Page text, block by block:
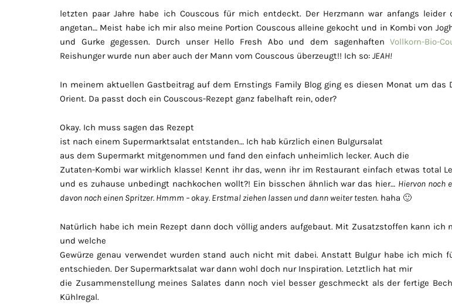
letzten paar Jahre habe ich Couscous für mich entdeckt. Der Herzmann war anfangs leider
angetan… Meist habe ich mir also meine Portion Couscous alleine gekocht und in Kombi von
und Gurke gegessen. Durch unser Hello Fresh Abo und dem sagenhaftenVollkorn-Bio-
Reishunger wurde nun aber auch der Mann vom Couscous überzeugt!! Ich so: JEAH!
In meinem aktuellen Gastbeitrag auf dem Ernstings Family Blog ging es diesen Monat um das
Orient. Da passt doch ein Couscous-Rezept ganz fabelhaft rein, oder?
Okay. Ich muss sagen das Rezept
ist nach einem Supermarktsalat entstanden… Ich hab kürzlich einen Bulgursalat
aus dem Supermarkt mitgenommen und fand den einfach unheimlich lecker. Auch die
Zutaten-Kombi war wirklich klasse! Kennt ihr das, wenn ihr im Restaurant einfach etwas total
und es zuhause unbedingt nachkochen wollt?! Ein bisschen ähnlich war das hier… Hiervon noch
davon noch einen Spritzer. Hmmm – okay. Erstmal ziehen lassen und dann weiter testen. haha 🙂
Natürlich habe ich mein Rezept dann doch völlig anders aufgebaut. Mit Zusatzstoffen kann ich
und welche
Gewürze genau verwendet wurden stand auch nicht mit dabei. Anstatt Bulgur habe ich mich
entschieden. Der Supermarktsalat war dann wohl doch nur Inspiration. Letztlich hat mir
die Zusammenstellung meines Salates dann noch viel besser geschmeckt als der fertige
Kühlregal.